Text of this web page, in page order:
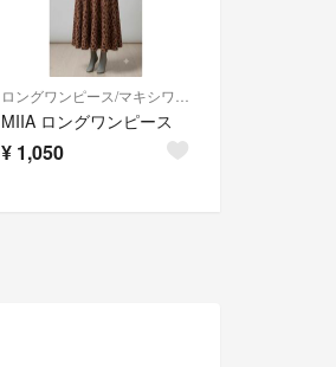
ロングワンピース/マキシワンピース
MIIA ロングワンピース
¥ 1,050